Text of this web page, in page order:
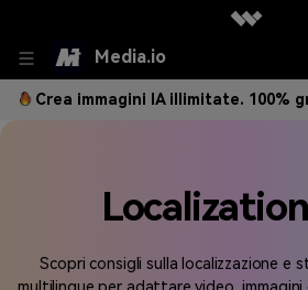
Media.io
Crea immagini IA illimitate. 100%
Scopri consigli sulla localizzazione e